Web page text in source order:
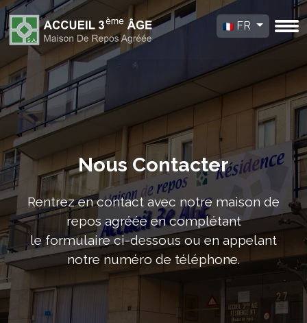
FR
Nous Contacter
Rentrez en contact avec notre maison de
repos agréée en complétant
le formulaire ci-dessous ou en appelant
notre numéro de téléphone.